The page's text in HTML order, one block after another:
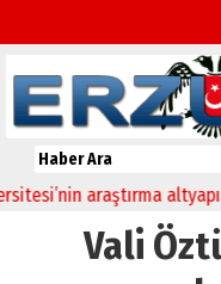
araştırma altyapısına
Vali